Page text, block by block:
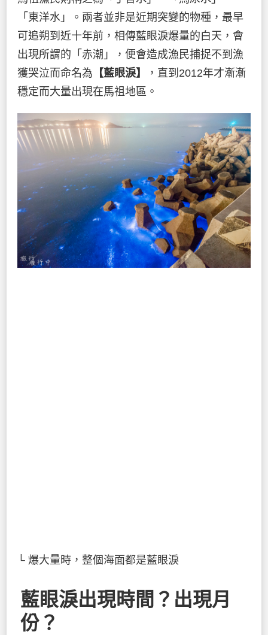
「東洋水」。兩者並非是近期突變的物種，最早
可追朔到近十年前，相傳藍眼淚爆量的白天，會
出現所謂的「赤潮」，便會造成漁民捕捉不到漁
獲哭泣而命名為 【藍眼淚】
，直到2012年才漸漸
穩定而大量出現在馬祖地區。
└ 爆大量時，整個海面都是藍眼淚
藍眼淚出現時間？出現月
份？